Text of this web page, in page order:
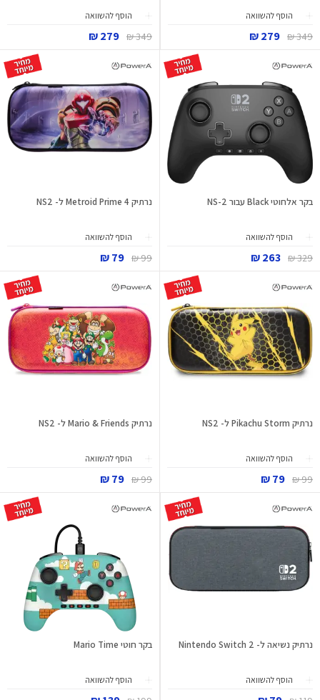
הוסף להשוואה
349 ₪
279 ₪
הוסף להשוואה
349 ₪
279 ₪
בקר אלחוטי Black עבור NS-2
הוסף להשוואה
329 ₪
263 ₪
נרתיק Metroid Prime 4 ל- NS2
הוסף להשוואה
99 ₪
79 ₪
נרתיק Pikachu Storm ל- NS2
הוסף להשוואה
99 ₪
79 ₪
נרתיק Mario & Friends ל- NS2
הוסף להשוואה
99 ₪
79 ₪
נרתיק נשיאה ל- Nintendo Switch 2
הוסף להשוואה
בקר חוטי Mario Time
הוסף להשוואה